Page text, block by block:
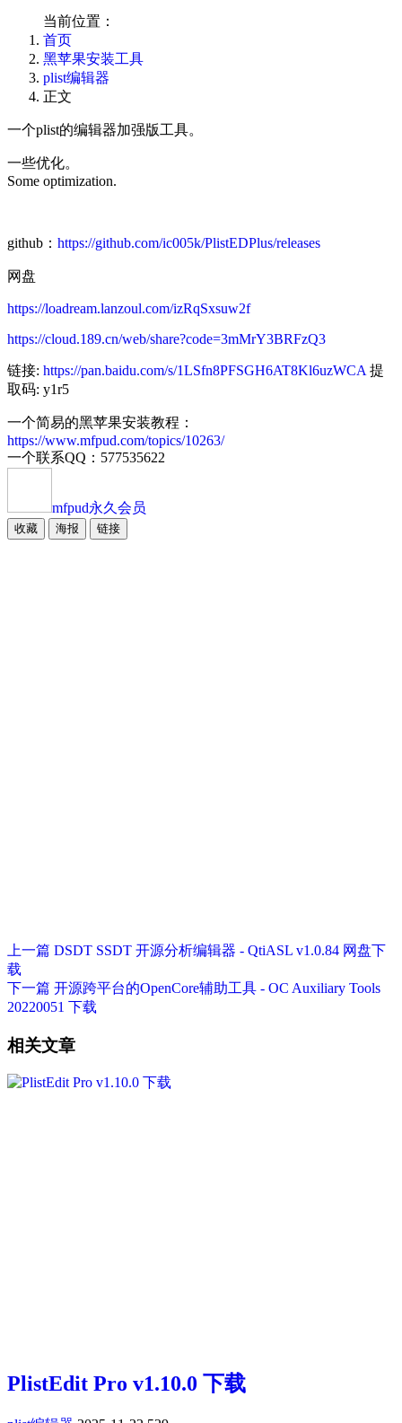
当前位置：
首页
黑苹果安装工具
plist编辑器
正文
一个plist的编辑器加强版工具。
一些优化。
Some optimization.
github： https://github.com/ic005k/PlistEDPlus/releases
网盘
https://loadream.lanzoul.com/izRqSxsuw2f
https://cloud.189.cn/web/share?code=3mMrY3BRFzQ3
链接: https://pan.baidu.com/s/1LSfn8PFSGH6AT8Kl6uzWCA 提
取码: y1r5
一个简易的黑苹果安装教程：
https://www.mfpud.com/topics/10263/
一个联系QQ：577535622
mfpud永久会员
收藏 海报 链接
上一篇 DSDT SSDT 开源分析编辑器 - QtiASL v1.0.84 网盘下
载
下一篇 开源跨平台的OpenCore辅助工具 - OC Auxiliary Tools
20220051 下载
相关文章
PlistEdit Pro v1.10.0 下载